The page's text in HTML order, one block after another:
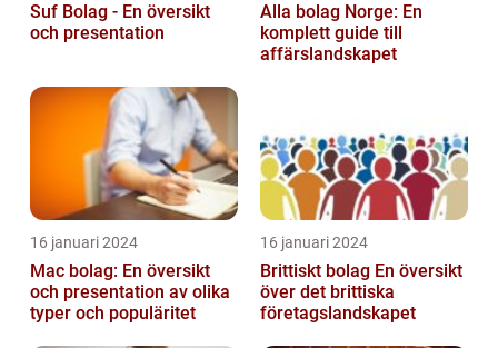
Suf Bolag - En översikt
och presentation
Alla bolag Norge: En
komplett guide till
affärslandskapet
16 januari 2024
Mac bolag: En översikt
och presentation av olika
typer och populäritet
16 januari 2024
Brittiskt bolag En översikt
över det brittiska
företagslandskapet